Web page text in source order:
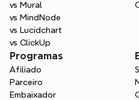
vs Mural
vs MindNode
vs Lucidchart
vs ClickUp
Programas
Afiliado
Parceiro
Embaixador